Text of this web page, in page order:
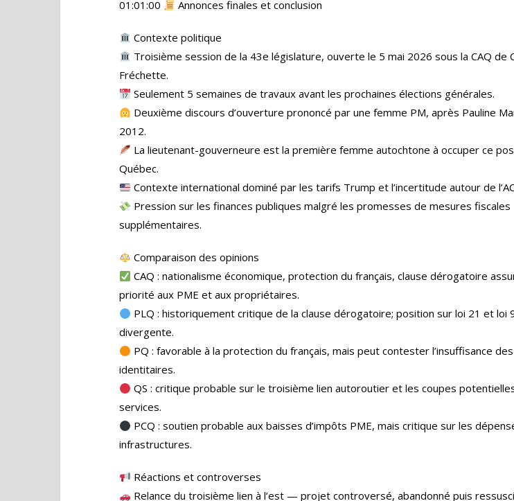
01:01:00
Annonces finales et conclusion
Contexte politique
Troisième session de la 43e législature, ouverte le 5 mai 2026 sous la CAQ de
Fréchette.
Seulement 5 semaines de travaux avant les prochaines élections générales.
Deuxième discours d’ouverture prononcé par une femme PM, après Pauline
2012.
La lieutenant-gouverneure est la première femme autochtone à occuper ce
Québec.
Contexte international dominé par les tarifs Trump et l’incertitude autour de
Pression sur les finances publiques malgré les promesses de mesures fiscales
supplémentaires.
Comparaison des opinions
CAQ : nationalisme économique, protection du français, clause dérogatoire
priorité aux PME et aux propriétaires.
PLQ : historiquement critique de la clause dérogatoire; position sur loi 21 et loi
divergente.
PQ : favorable à la protection du français, mais peut contester l’insuffisance
identitaires.
QS : critique probable sur le troisième lien autoroutier et les coupes
services.
PCQ : soutien probable aux baisses d’impôts PME, mais critique sur les
infrastructures.
Réactions et controverses
Relance du troisième lien à l’est — projet controversé, abandonné puis